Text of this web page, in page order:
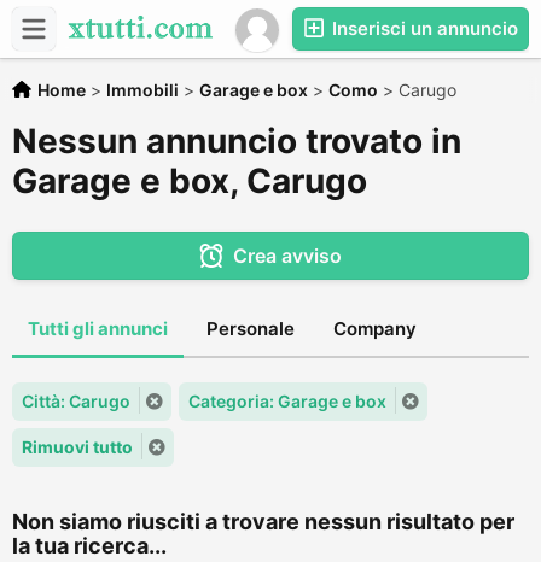
Inserisci un annuncio
Home > Immobili > Garage e box > Como > Carugo
Nessun annuncio trovato in
Garage e box, Carugo
Crea avviso
Tutti gli annunci Personale Company
Città: Carugo Categoria: Garage e box
Rimuovi tutto
Non siamo riusciti a trovare nessun risultato per
la tua ricerca...